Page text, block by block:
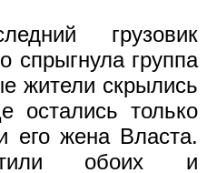
грузовик
спрыгнула группа
жители скрылись
остались только
его жена Власта.
обоих и